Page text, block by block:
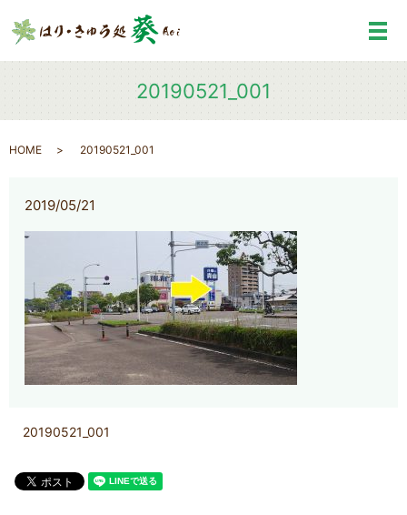
メ
20190521_001
HOME 20190521_001
2019/05/21
20190521_001